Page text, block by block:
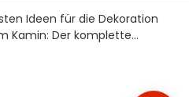
Ideen für die Dekoration
Kamin: Der komplette